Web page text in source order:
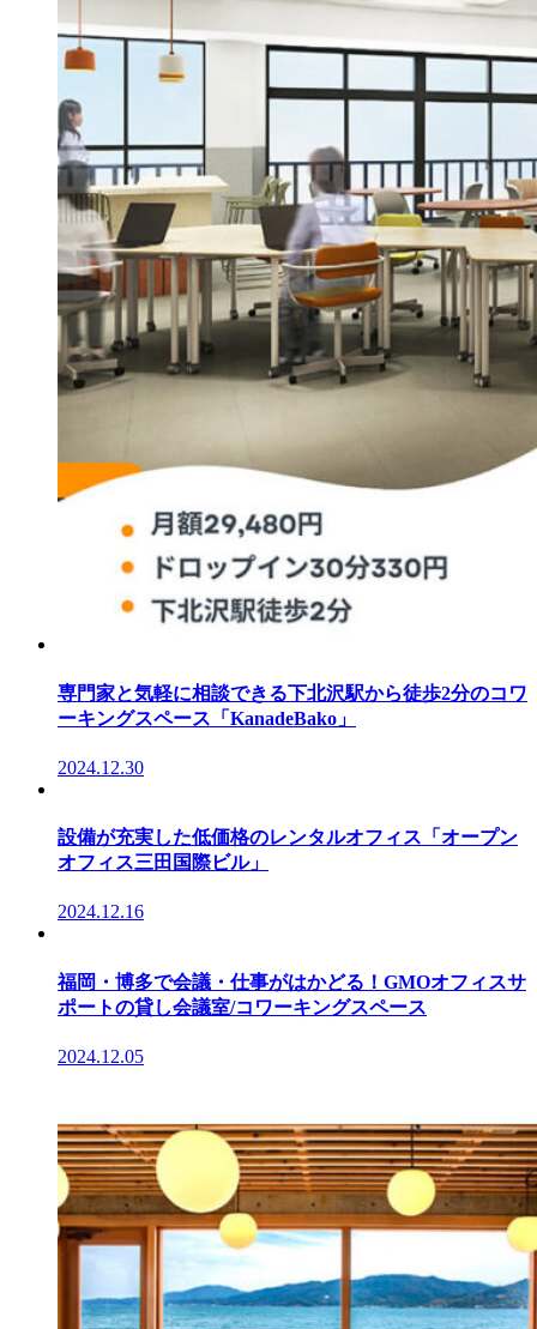
専門家と気軽に相談できる下北沢駅から徒歩2分のコワ
ーキングスペース「KanadeBako」
2024.12.30
設備が充実した低価格のレンタルオフィス「オープン
オフィス三田国際ビル」
2024.12.16
福岡・博多で会議・仕事がはかどる！GMOオフィスサ
ポートの貸し会議室/コワーキングスペース
2024.12.05